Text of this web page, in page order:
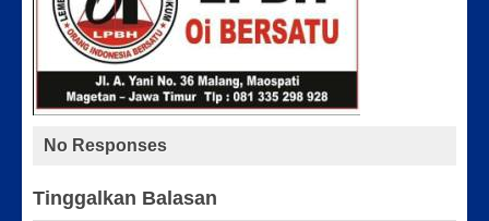
No Responses
Tinggalkan Balasan